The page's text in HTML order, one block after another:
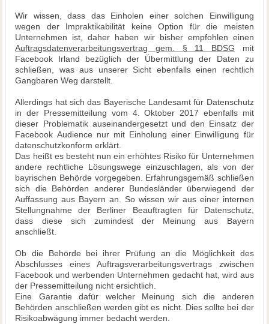
Wir wissen, dass das Einholen einer solchen Einwilligung
wegen der Impraktikabilität keine Option für die meisten
Unternehmen ist, daher haben wir bisher empfohlen einen
Auftragsdatenverarbeitungsvertrag gem. § 11 BDSG mit
Facebook Irland bezüglich der Übermittlung der Daten zu
schließen, was aus unserer Sicht ebenfalls einen rechtlich
Gangbaren Weg darstellt.
Allerdings hat sich das Bayerische Landesamt für Datenschutz
in der Pressemitteilung vom 4. Oktober 2017 ebenfalls mit
dieser Problematik auseinandergesetzt und den Einsatz der
Facebook Audience nur mit Einholung einer Einwilligung für
datenschutzkonform erklärt.
Das heißt es besteht nun ein erhöhtes Risiko für Unternehmen
andere rechtliche Lösungswege einzuschlagen, als von der
bayrischen Behörde vorgegeben. Erfahrungsgemäß schließen
sich die Behörden anderer Bundesländer überwiegend der
Auffassung aus Bayern an. So wissen wir aus einer internen
Stellungnahme der Berliner Beauftragten für Datenschutz,
dass diese sich zumindest der Meinung aus Bayern
anschließt.
Ob die Behörde bei ihrer Prüfung an die Möglichkeit des
Abschlusses eines Auftragsverarbeitungsvertrags zwischen
Facebook und werbenden Unternehmen gedacht hat, wird aus
der Pressemitteilung nicht ersichtlich.
Eine Garantie dafür welcher Meinung sich die anderen
Behörden anschließen werden gibt es nicht. Dies sollte bei der
Risikoabwägung immer bedacht werden.